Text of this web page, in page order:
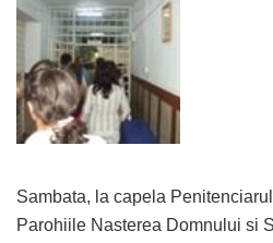
Sambata, la capela
Parohiile Nasterea Domnului si